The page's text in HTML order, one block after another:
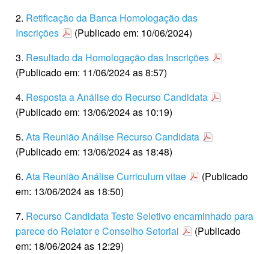
2. Retificação da Banca Homologação das
Inscrições
(Publicado em: 10/06/2024)
3. Resultado da Homologação das Inscrições
(Publicado em: 11/06/2024 as 8:57)
4. Resposta a Análise do Recurso Candidata
(Publicado em: 13/06/2024 as 10:19)
5. Ata Reunião Análise Recurso Candidata
(Publicado em: 13/06/2024 as 18:48)
6. Ata Reunião Análise Curriculum vitae
(Publicado
em: 13/06/2024 as 18:50)
7. Recurso Candidata Teste Seletivo encaminhado para
parece do Relator e Conselho Setorial
(Publicado
em: 18/06/2024 as 12:29)